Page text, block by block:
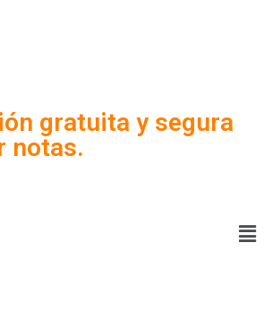
gratuita y segura
notas.